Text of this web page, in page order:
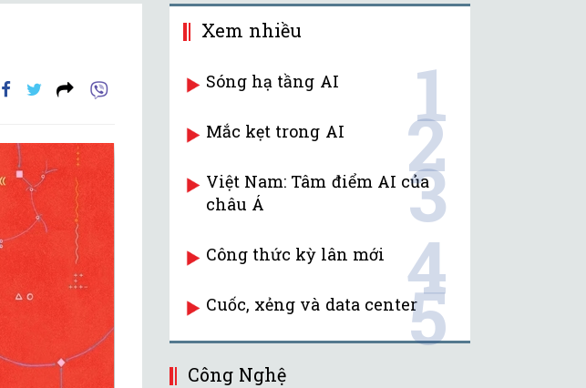
Xem nhiều
Sóng hạ tầng AI 1
Mắc kẹt trong AI 2
Việt Nam: Tâm điểm AI của
châu Á
3
Công thức kỳ lân mới 4
Cuốc, xẻng và data center5
Công Nghệ